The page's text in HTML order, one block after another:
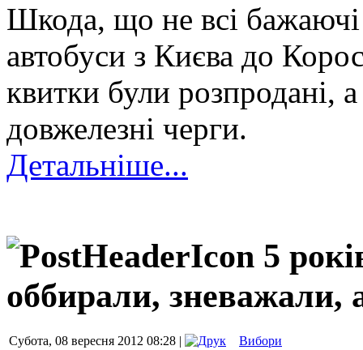
Шкода, що не всі
автобуси з Києва до
квитки були розпродані,
довжелезні черги.
Детальніше...
5
оббирали, зневажали,
Субота, 08 вересня 2012 08:28 | Вибори